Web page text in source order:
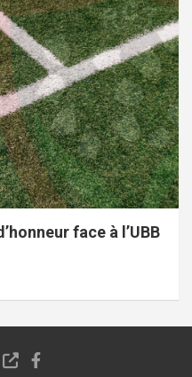
face à l’UBB